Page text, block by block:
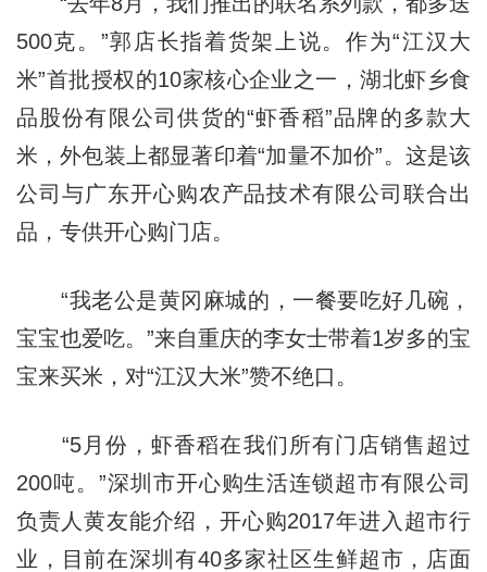
500克。”郭店长指着货架上说。作为“江汉大
米”首批授权的10家核心企业之一，湖北虾乡食
品股份有限公司供货的“虾香稻”品牌的多款大
米，外包装上都显著印着“加量不加价”。这是该
公司与广东开心购农产品技术有限公司联合出
品，专供开心购门店。
“我老公是黄冈麻城的，一餐要吃好几碗，
宝宝也爱吃。”来自重庆的李女士带着1岁多的宝
宝来买米，对“江汉大米”赞不绝口。
“5月份，虾香稻在我们所有门店销售超过
200吨。”深圳市开心购生活连锁超市有限公司
负责人黄友能介绍，开心购2017年进入超市行
业，目前在深圳有40多家社区生鲜超市，店面